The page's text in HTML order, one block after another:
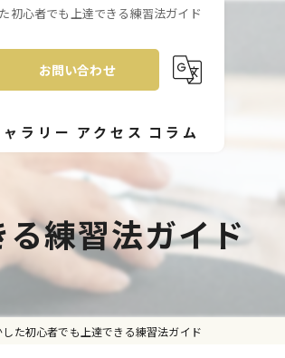
初心者でも上達できる練習法ガイド
お問い合わせ
ャラリー アクセス コラム
練習法ガイド
た初心者でも上達できる練習法ガイド